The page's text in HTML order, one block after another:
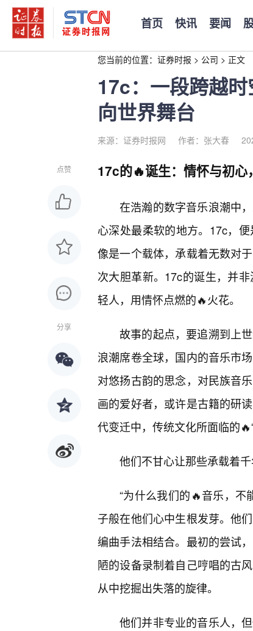
首页 快讯 要闻
您当前的位置： 证券时报 > 公司 > 正文
17c：一段跨越
向世界舞台
来源：证券时报网 作者：张大春
点赞
分享
17c的🔥诞生：情怀与初
在浩瀚的数字音乐浪潮中
心深处最柔软的地方。17c，
像是一个载体，承载着无数对
次大胆革新。17c的诞生，并
轻人，用情怀点燃的🔥火花。
故事的起点，要追溯到上
浪潮席卷全球，国内的音乐市
对悠扬古韵的思念，对民族音
画的爱好者，或许是古籍的研
代变迁中，传统文化所面临的🔥“
他们不甘心让那些承载着
“为什么我们的🔥音乐，不
子般在他们心中生根发芽。他
编曲手法相结合。最初的尝试
陋的设备录制着自己哼唱的古
从中挖掘出失落的旋律。
他们并非专业的音乐人，